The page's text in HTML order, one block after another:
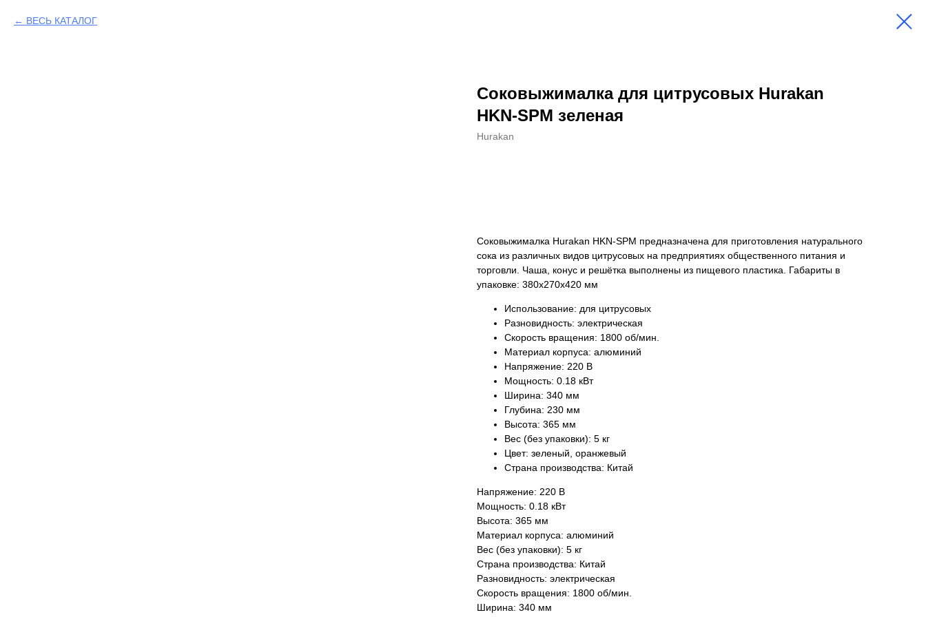
ВЕСЬ КАТАЛОГ
Соковыжималка для цитрусовых Hurakan
HKN-SPM зеленая
Hurakan
Соковыжималка Hurakan HKN-SPM предназначена для приготовления натурального
сока из различных видов цитрусовых на предприятиях общественного питания и
торговли. Чаша, конус и решётка выполнены из пищевого пластика. Габариты в
упаковке: 380х270х420 мм
Использование: для цитрусовых
Разновидность: электрическая
Скорость вращения: 1800 об/мин.
Материал корпуса: алюминий
Напряжение: 220 В
Мощность: 0.18 кВт
Ширина: 340 мм
Глубина: 230 мм
Высота: 365 мм
Вес (без упаковки): 5 кг
Цвет: зеленый, оранжевый
Страна производства: Китай
Напряжение: 220 В
Мощность: 0.18 кВт
Высота: 365 мм
Материал корпуса: алюминий
Вес (без упаковки): 5 кг
Страна производства: Китай
Разновидность: электрическая
Скорость вращения: 1800 об/мин.
Ширина: 340 мм